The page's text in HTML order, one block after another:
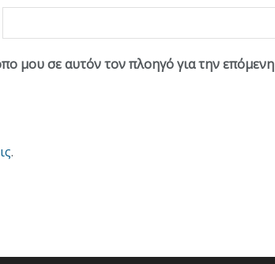
μου σε αυτόν τον πλοηγό για την επόμενη
.